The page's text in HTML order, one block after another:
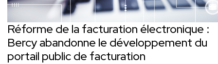
Réforme de la facturation électronique :
Bercy abandonne le développement du
portail public de facturation